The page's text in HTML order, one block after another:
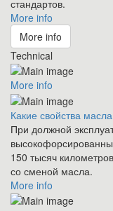
стандартов.
More info
More info
Technical
More info
Какие свойства
При должной
150 тысяч
со сменой масла.
More info